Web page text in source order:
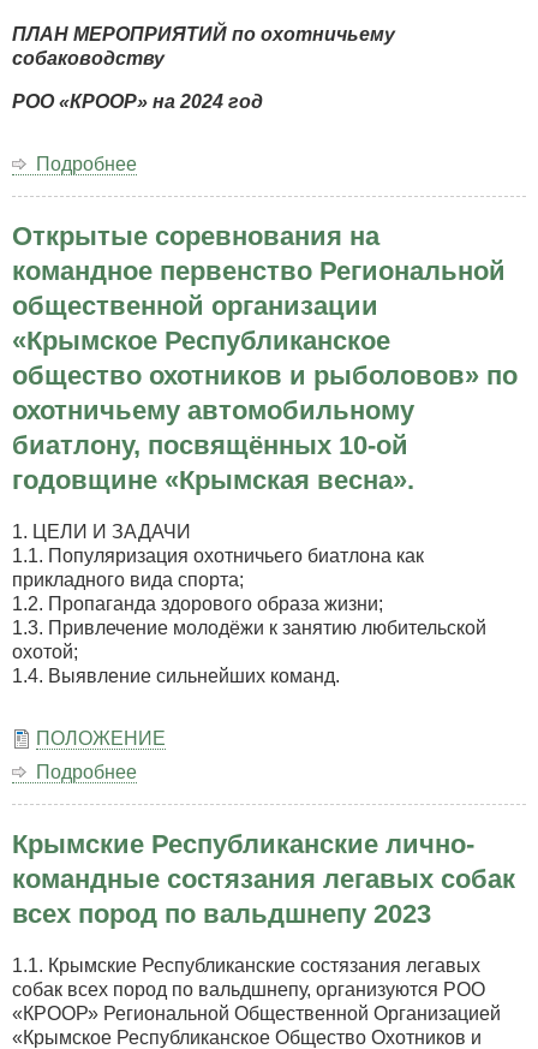
2024
года
ПЛАН МЕРОПРИЯТИЙ по охотничьему
собаководству
РОО «КРООР» на 2024 год
Подробнее
по
собаководству
РОО
«КРООР»
на
2024
год
Открытые соревнования на
командное первенство Региональной
общественной организации
«Крымское Республиканское
общество охотников и рыболовов» по
охотничьему автомобильному
биатлону, посвящённых 10-ой
годовщине «Крымская весна».
1. ЦЕЛИ И ЗАДАЧИ
1.1. Популяризация охотничьего биатлона как
прикладного вида спорта;
1.2. Пропаганда здорового образа жизни;
1.3. Привлечение молодёжи к занятию любительской
охотой;
1.4. Выявление сильнейших команд.
ПОЛОЖЕНИЕ
Подробнее
на
первенство
Региональной
организации
«Крымское
Республиканское
общество
Крымские Республиканские лично-
командные состязания легавых собак
всех пород по вальдшнепу 2023
1.1. Крымские Республиканские состязания легавых
собак всех пород по вальдшнепу, организуются РОО
«КРООР» Региональной Общественной Организацией
«Крымское Республиканское Общество Охотников и